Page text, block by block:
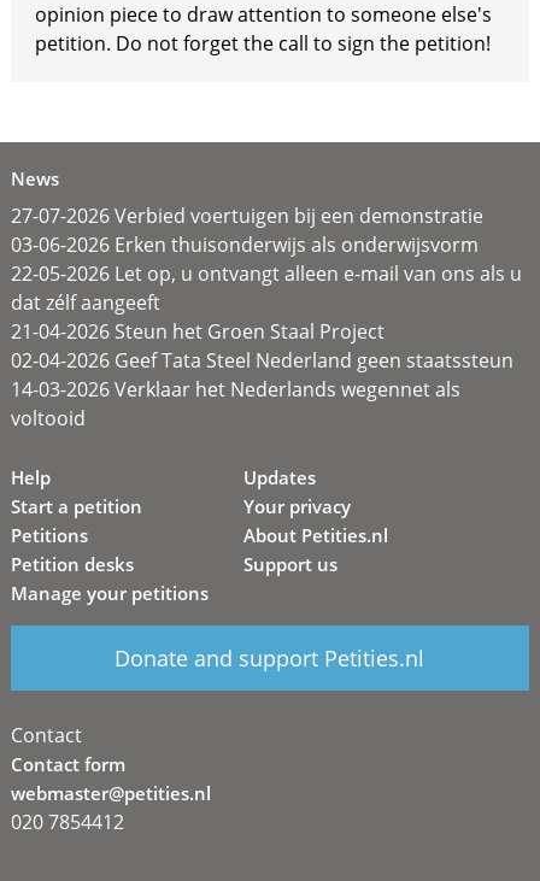
opinion piece to draw attention to someone else's
petition. Do not forget the call to sign the petition!
News
27-07-2026 Verbied voertuigen bij een demonstratie
03-06-2026 Erken thuisonderwijs als onderwijsvorm
22-05-2026 Let op, u ontvangt alleen e-mail van ons als u
dat zélf aangeeft
21-04-2026 Steun het Groen Staal Project
02-04-2026 Geef Tata Steel Nederland geen staatssteun
14-03-2026 Verklaar het Nederlands wegennet als
voltooid
Help
Start a petition
Petitions
Petition desks
Manage your petitions
Updates
Your privacy
About Petities.nl
Support us
Donate and support Petities.nl
Contact
Contact form
webmaster@petities.nl
020 7854412